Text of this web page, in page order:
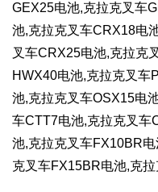
GEX25电池,克拉克叉车
池,克拉克叉车CRX18电
叉车CRX25电池,克拉克
HWX40电池,克拉克叉车
池,克拉克叉车OSX15电
车CTT7电池,克拉克叉车
池,克拉克叉车FX10BR
克叉车FX15BR电池,克